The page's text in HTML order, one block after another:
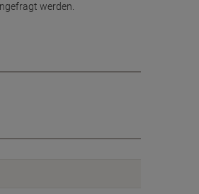
werden.